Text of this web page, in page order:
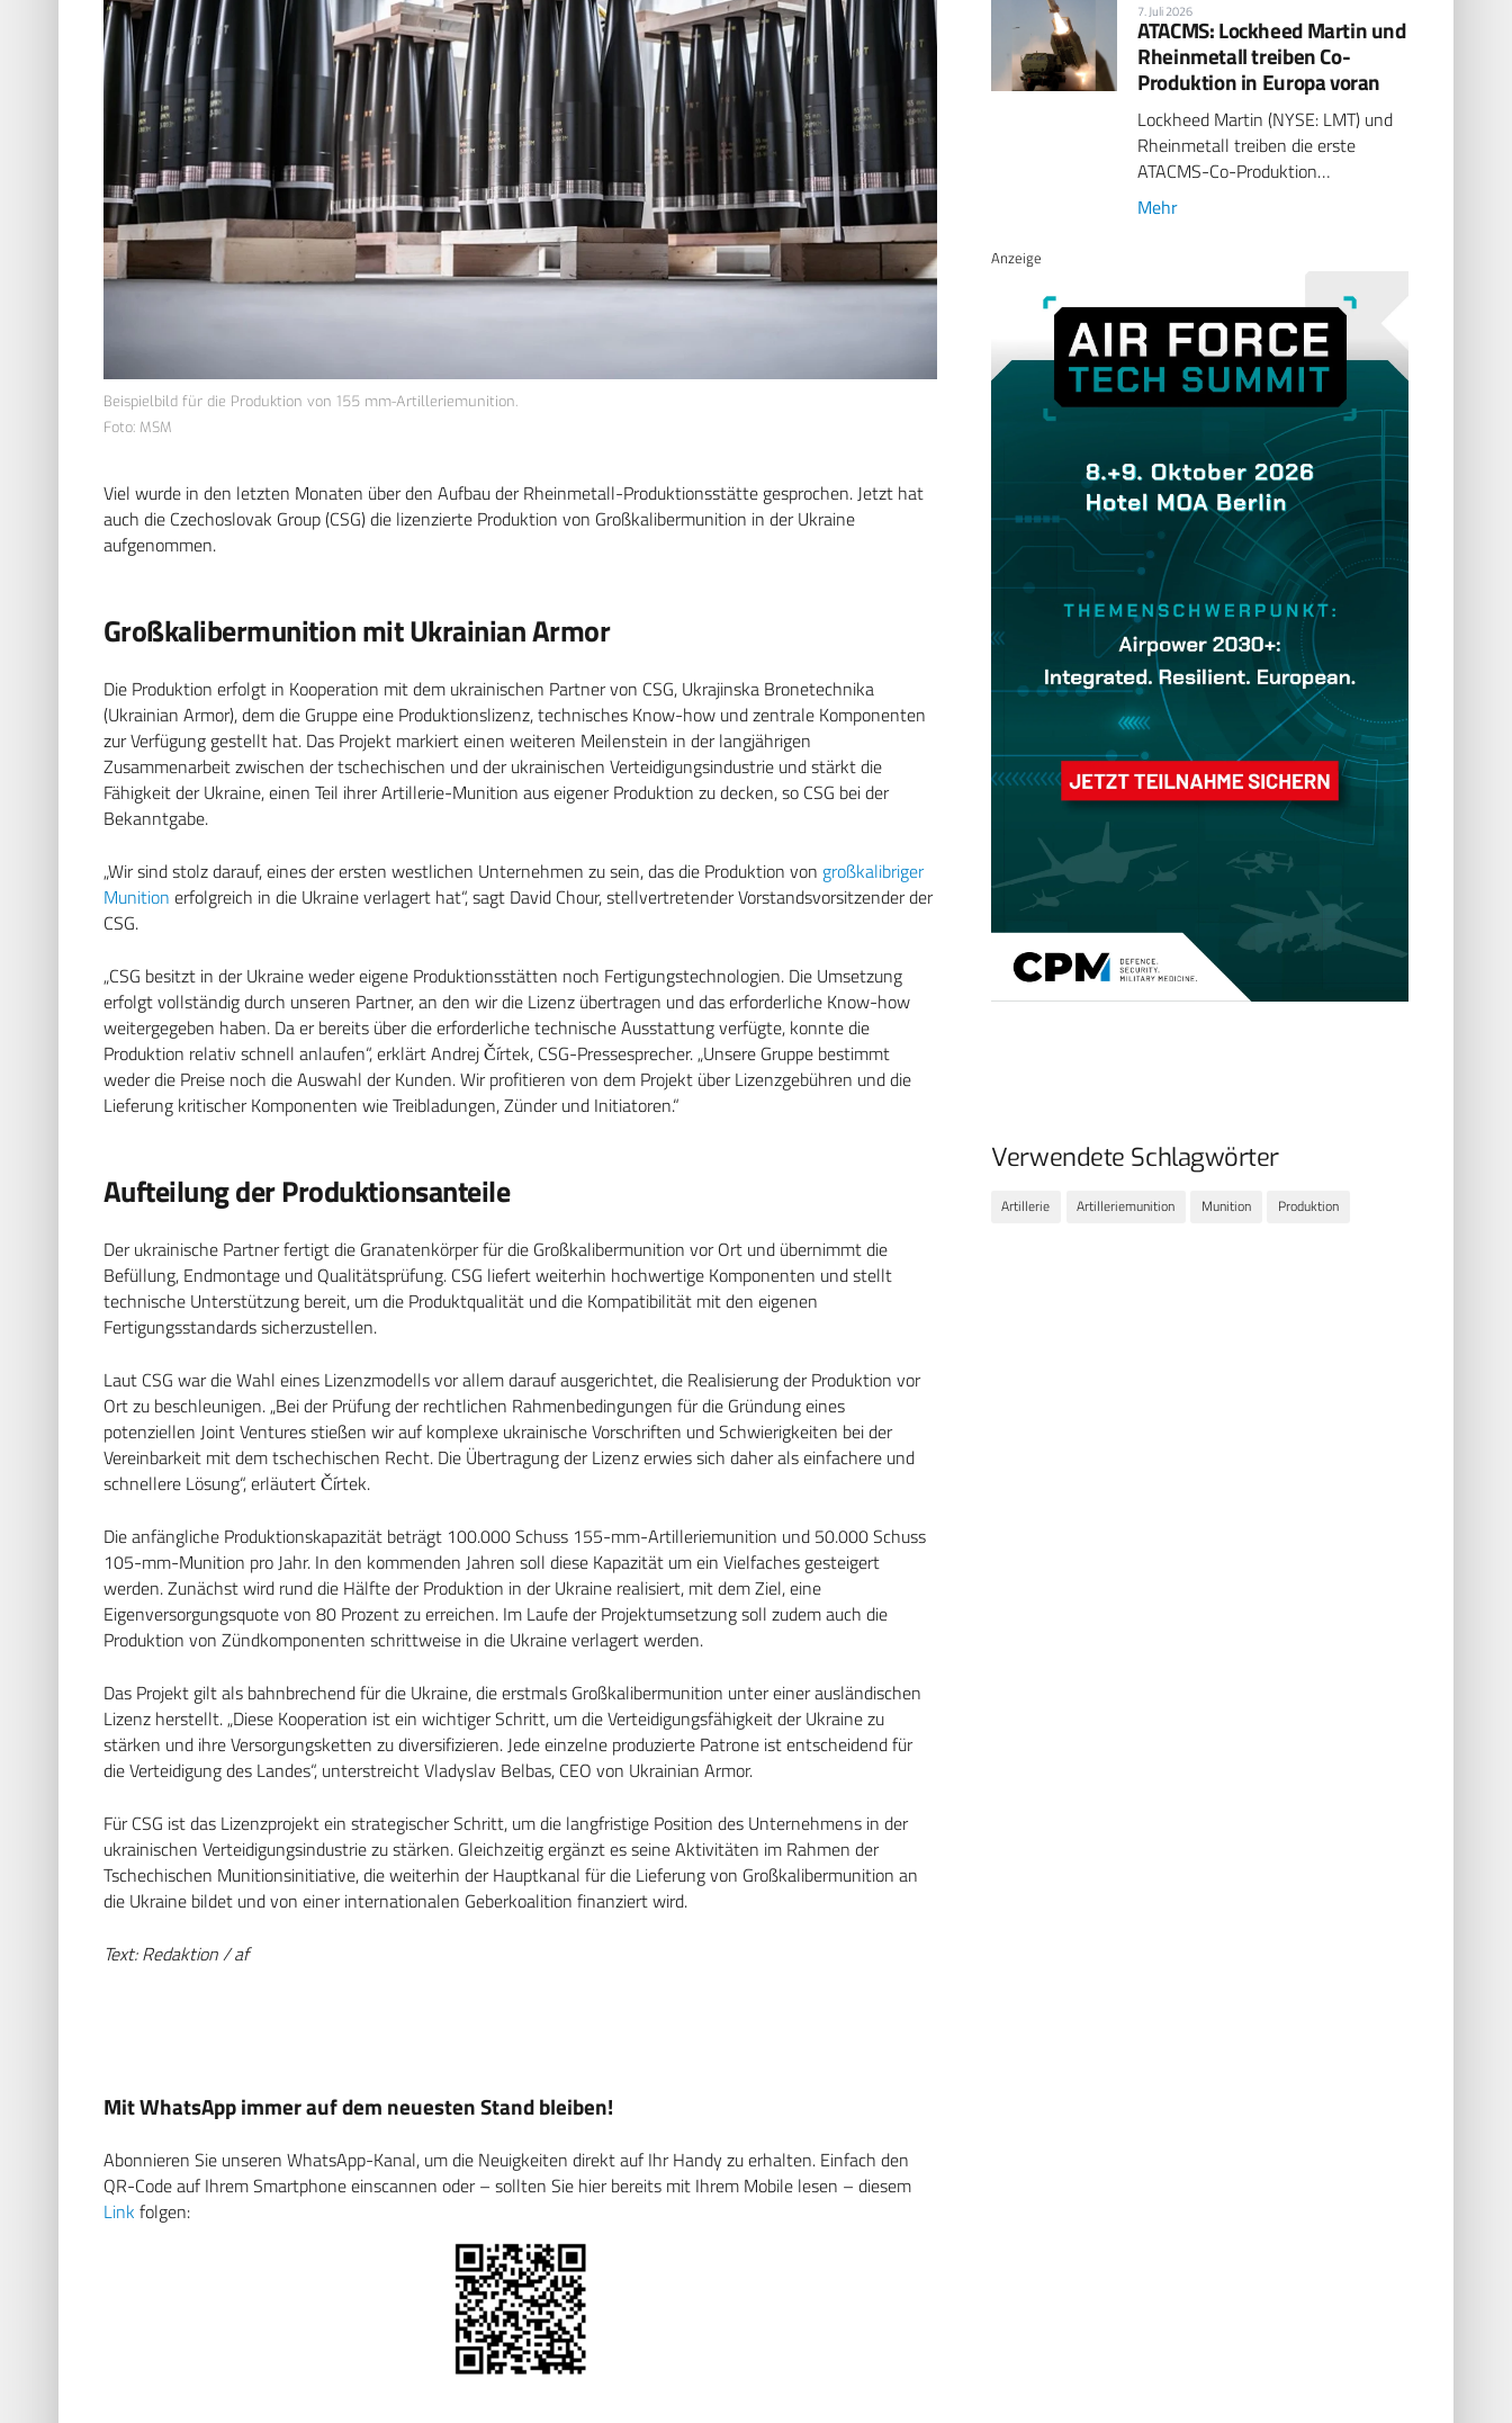
Beispielbild für die Produktion von 155 mm-Artilleriemunition.
Foto: MSM
Viel wurde in den letzten Monaten über den Aufbau der Rheinmetall-Produktionsstätte gesprochen. Jetzt hat
auch die Czechoslovak Group (CSG) die lizenzierte Produktion von Großkalibermunition in der Ukraine
aufgenommen.
Großkalibermunition mit Ukrainian Armor
Die Produktion erfolgt in Kooperation mit dem ukrainischen Partner von CSG, Ukrajinska Bronetechnika
(Ukrainian Armor), dem die Gruppe eine Produktionslizenz, technisches Know-how und zentrale Komponenten
zur Verfügung gestellt hat. Das Projekt markiert einen weiteren Meilenstein in der langjährigen
Zusammenarbeit zwischen der tschechischen und der ukrainischen Verteidigungsindustrie und stärkt die
Fähigkeit der Ukraine, einen Teil ihrer Artillerie-Munition aus eigener Produktion zu decken, so CSG bei der
Bekanntgabe.
„Wir sind stolz darauf, eines der ersten westlichen Unternehmen zu sein, das die Produktion von großkalibriger
Munition erfolgreich in die Ukraine verlagert hat“, sagt David Chour, stellvertretender Vorstandsvorsitzender der
CSG.
„CSG besitzt in der Ukraine weder eigene Produktionsstätten noch Fertigungstechnologien. Die Umsetzung
erfolgt vollständig durch unseren Partner, an den wir die Lizenz übertragen und das erforderliche Know-how
weitergegeben haben. Da er bereits über die erforderliche technische Ausstattung verfügte, konnte die
Produktion relativ schnell anlaufen“, erklärt Andrej Čírtek, CSG-Pressesprecher. „Unsere Gruppe bestimmt
weder die Preise noch die Auswahl der Kunden. Wir profitieren von dem Projekt über Lizenzgebühren und die
Lieferung kritischer Komponenten wie Treibladungen, Zünder und Initiatoren.“
Aufteilung der Produktionsanteile
Der ukrainische Partner fertigt die Granatenkörper für die Großkalibermunition vor Ort und übernimmt die
Befüllung, Endmontage und Qualitätsprüfung. CSG liefert weiterhin hochwertige Komponenten und stellt
technische Unterstützung bereit, um die Produktqualität und die Kompatibilität mit den eigenen
Fertigungsstandards sicherzustellen.
Laut CSG war die Wahl eines Lizenzmodells vor allem darauf ausgerichtet, die Realisierung der Produktion vor
Ort zu beschleunigen. „Bei der Prüfung der rechtlichen Rahmenbedingungen für die Gründung eines
potenziellen Joint Ventures stießen wir auf komplexe ukrainische Vorschriften und Schwierigkeiten bei der
Vereinbarkeit mit dem tschechischen Recht. Die Übertragung der Lizenz erwies sich daher als einfachere und
schnellere Lösung“, erläutert Čírtek.
Die anfängliche Produktionskapazität beträgt 100.000 Schuss 155-mm-Artilleriemunition und 50.000 Schuss
105-mm-Munition pro Jahr. In den kommenden Jahren soll diese Kapazität um ein Vielfaches gesteigert
werden. Zunächst wird rund die Hälfte der Produktion in der Ukraine realisiert, mit dem Ziel, eine
Eigenversorgungsquote von 80 Prozent zu erreichen. Im Laufe der Projektumsetzung soll zudem auch die
Produktion von Zündkomponenten schrittweise in die Ukraine verlagert werden.
Das Projekt gilt als bahnbrechend für die Ukraine, die erstmals Großkalibermunition unter einer ausländischen
Lizenz herstellt. „Diese Kooperation ist ein wichtiger Schritt, um die Verteidigungsfähigkeit der Ukraine zu
stärken und ihre Versorgungsketten zu diversifizieren. Jede einzelne produzierte Patrone ist entscheidend für
die Verteidigung des Landes“, unterstreicht Vladyslav Belbas, CEO von Ukrainian Armor.
Für CSG ist das Lizenzprojekt ein strategischer Schritt, um die langfristige Position des Unternehmens in der
ukrainischen Verteidigungsindustrie zu stärken. Gleichzeitig ergänzt es seine Aktivitäten im Rahmen der
Tschechischen Munitionsinitiative, die weiterhin der Hauptkanal für die Lieferung von Großkalibermunition an
die Ukraine bildet und von einer internationalen Geberkoalition finanziert wird.
Text: Redaktion / af
Mit WhatsApp immer auf dem neuesten Stand bleiben!
Abonnieren Sie unseren WhatsApp-Kanal, um die Neuigkeiten direkt auf Ihr Handy zu erhalten. Einfach den
QR-Code auf Ihrem Smartphone einscannen oder – sollten Sie hier bereits mit Ihrem Mobile lesen – diesem
Link folgen:
7. Juli 2026
ATACMS: Lockheed Martin und
Rheinmetall treiben Co-
Produktion in Europa voran
Lockheed Martin (NYSE: LMT) und
Rheinmetall treiben die erste
ATACMS-Co-Produktion…
Mehr
Anzeige
Verwendete Schlagwörter
Artillerie Artilleriemunition Munition Produktion